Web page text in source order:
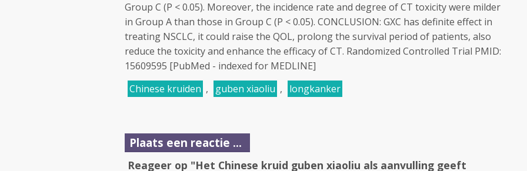
Group C (P < 0.05). Moreover, the incidence rate and degree of CT toxicity were milder
in Group A than those in Group C (P < 0.05). CONCLUSION: GXC has definite effect in
treating NSCLC, it could raise the QOL, prolong the survival period of patients, also
reduce the toxicity and enhance the efficacy of CT. Randomized Controlled Trial PMID:
15609595 [PubMed - indexed for MEDLINE]
Chinese kruiden , guben xiaoliu , longkanker
Plaats een reactie ...
Reageer op "Het Chinese kruid guben xiaoliu als aanvulling geeft